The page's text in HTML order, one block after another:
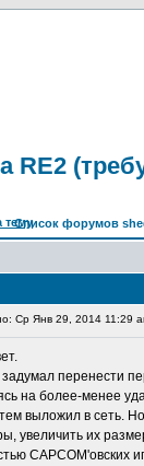
RE2
Список форумов
Ср Янв 29, 2014 11:29
задумал перенести
на более-менее
выложил в сеть.
увеличить их
CAPCOM'овских